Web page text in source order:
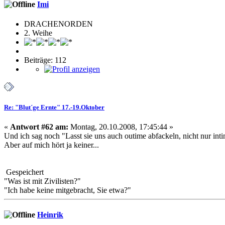
Imi
DRACHENORDEN
2. Weihe
Beiträge: 112
Re: "Blut´ge Ernte" 17.-19.Oktober
« Antwort #62 am: Montag, 20.10.2008, 17:45:44 »
Und ich sag noch "Lasst sie uns auch outime abfackeln, nicht nur
Aber auf mich hört ja keiner...
Gespeichert
"Was ist mit Zivilisten?"
"Ich habe keine mitgebracht, Sie etwa?"
Heinrik